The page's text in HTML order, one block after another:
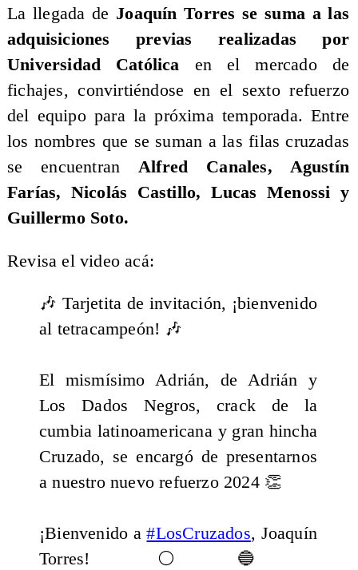
La llegada de Joaquín Torres se suma a las
adquisiciones previas realizadas por
Universidad Católica en el mercado de
fichajes, convirtiéndose en el sexto refuerzo
del equipo para la próxima temporada. Entre
los nombres que se suman a las filas cruzadas
se encuentranAlfred Canales, Agustín
Farías, Nicolás Castillo, Lucas Menossi y
Guillermo Soto.
Revisa el video acá:​
🎶 Tarjetita de invitación, ¡bienvenido
al tetracampeón! 🎶
El mismísimo Adrián, de Adrián y
Los Dados Negros, crack de la
cumbia latinoamericana y gran hincha
Cruzado, se encargó de presentarnos
a nuestro nuevo refuerzo 2024 👏
¡Bienvenido a#LosCruzados, Joaquín
Torres! ⚪️🔵